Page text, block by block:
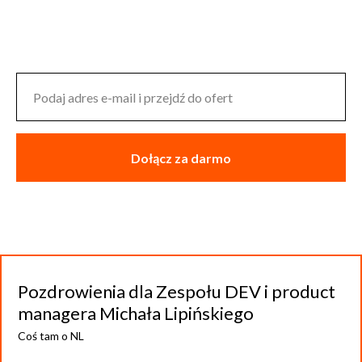
Dołącz za darmo
Pozdrowienia dla Zespołu DEV i product
managera Michała Lipińskiego
Coś tam o NL